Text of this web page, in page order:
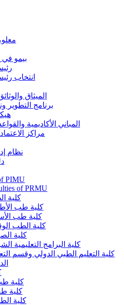
بيمو في
انتخاب
الميثاق
برنامج التطوير
المباني الأكاديمية
مراكز
نظام
PIMU
of PRMU
كلية
كلية طب
كلية طب
كلية الطب
كلية
كلية البرامج التعليمية
كلية التعليم الطبي الدولي وقسم
كلية
كلية
كلية